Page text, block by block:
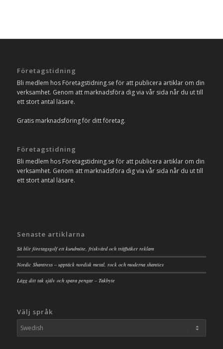
Företagstidning
Bli medlem hos Företagstidning.se för att publicera artiklar om din
verksamhet. Genom att marknadsföra dig via vår sida når du ut till
ett stort antal läsare.
Gratis marknadsföring för ditt företag.
Företagstidning
Bli medlem hos Företagstidning.se för att publicera artiklar om din
verksamhet. Genom att marknadsföra dig via vår sida når du ut till
ett stort antal läsare.
Senaste artiklarna
Så blir företagsgolf ett kundmöte, friskvård och träffsäker reklam
Nordic Shantress – upptäck nordisk metal, rock och moderna shanties
Lägg ditt tak själv och spara pengar – Takbyte
Välj språk